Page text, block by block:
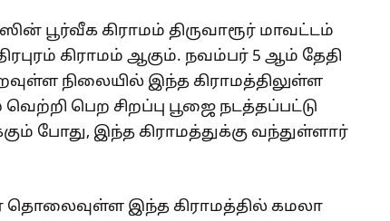
பூர்வீக கிராமம் திருவாரூர் மாவட்டம்
கிராமம் ஆகும். நவம்பர் 5 ஆம் தேதி
நிலையில் இந்த கிராமத்திலுள்ள
பெற சிறப்பு பூஜை நடத்தப்பட்டு
போது, இந்த கிராமத்துக்கு வந்துள்ளார்
தொலைவுள்ள இந்த கிராமத்தில் கமலா